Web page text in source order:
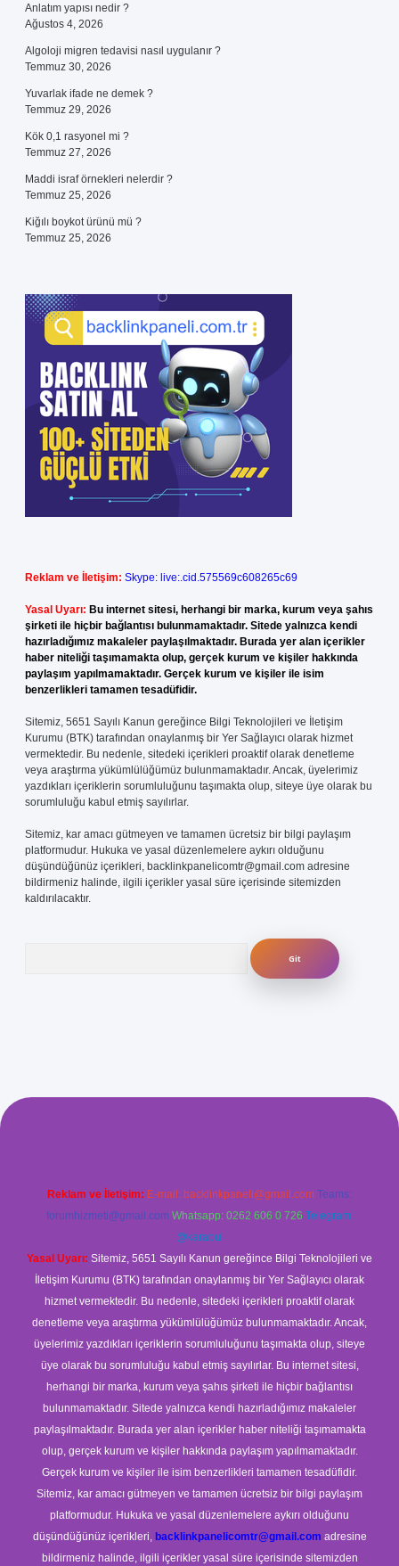
Anlatım yapısı nedir ?
Ağustos 4, 2026
Algoloji migren tedavisi nasıl uygulanır ?
Temmuz 30, 2026
Yuvarlak ifade ne demek ?
Temmuz 29, 2026
Kök 0,1 rasyonel mi ?
Temmuz 27, 2026
Maddi israf örnekleri nelerdir ?
Temmuz 25, 2026
Kiğılı boykot ürünü mü ?
Temmuz 25, 2026
Reklam ve İletişim: Skype: live:.cid.575569c608265c69
Yasal Uyarı: Bu internet sitesi, herhangi bir marka, kurum veya şahıs
şirketi ile hiçbir bağlantısı bulunmamaktadır. Sitede yalnızca kendi
hazırladığımız makaleler paylaşılmaktadır. Burada yer alan içerikler
haber niteliği taşımamakta olup, gerçek kurum ve kişiler hakkında
paylaşım yapılmamaktadır. Gerçek kurum ve kişiler ile isim
benzerlikleri tamamen tesadüfidir.
Sitemiz, 5651 Sayılı Kanun gereğince Bilgi Teknolojileri ve İletişim
Kurumu (BTK) tarafından onaylanmış bir Yer Sağlayıcı olarak hizmet
vermektedir. Bu nedenle, sitedeki içerikleri proaktif olarak denetleme
veya araştırma yükümlülüğümüz bulunmamaktadır. Ancak, üyelerimiz
yazdıkları içeriklerin sorumluluğunu taşımakta olup, siteye üye olarak bu
sorumluluğu kabul etmiş sayılırlar.
Sitemiz, kar amacı gütmeyen ve tamamen ücretsiz bir bilgi paylaşım
platformudur. Hukuka ve yasal düzenlemelere aykırı olduğunu
düşündüğünüz içerikleri, backlinkpanelicomtr@gmail.com adresine
bildirmeniz halinde, ilgili içerikler yasal süre içerisinde sitemizden
kaldırılacaktır.
Reklam ve İletişim: E-mail: backlinkpaneli@gmail.com Teams:
forumhizmeti@gmail.com Whatsapp: 0262 606 0 726 Telegram:
@karabul
Yasal Uyarı: Sitemiz, 5651 Sayılı Kanun gereğince Bilgi Teknolojileri ve
İletişim Kurumu (BTK) tarafından onaylanmış bir Yer Sağlayıcı olarak
hizmet vermektedir. Bu nedenle, sitedeki içerikleri proaktif olarak
denetleme veya araştırma yükümlülüğümüz bulunmamaktadır. Ancak,
üyelerimiz yazdıkları içeriklerin sorumluluğunu taşımakta olup, siteye
üye olarak bu sorumluluğu kabul etmiş sayılırlar. Bu internet sitesi,
herhangi bir marka, kurum veya şahıs şirketi ile hiçbir bağlantısı
bulunmamaktadır. Sitede yalnızca kendi hazırladığımız makaleler
paylaşılmaktadır. Burada yer alan içerikler haber niteliği taşımamakta
olup, gerçek kurum ve kişiler hakkında paylaşım yapılmamaktadır.
Gerçek kurum ve kişiler ile isim benzerlikleri tamamen tesadüfidir.
Sitemiz, kar amacı gütmeyen ve tamamen ücretsiz bir bilgi paylaşım
platformudur. Hukuka ve yasal düzenlemelere aykırı olduğunu
düşündüğünüz içerikleri, backlinkpanelicomtr@gmail.com adresine
bildirmeniz halinde, ilgili içerikler yasal süre içerisinde sitemizden